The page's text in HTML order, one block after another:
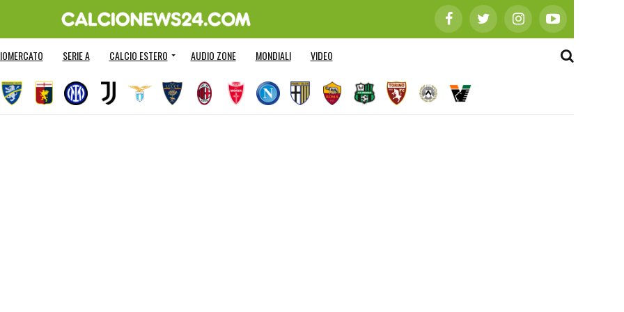
SERIE A CALCIO ESTERO AUDIO ZONE MONDIALI VIDEO